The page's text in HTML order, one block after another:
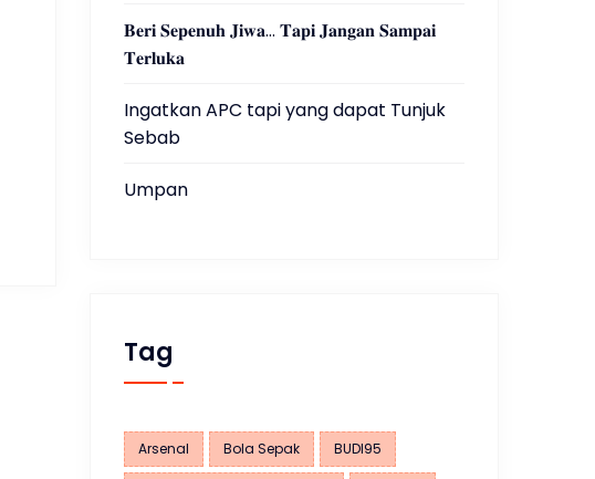
𝐁𝐞𝐫𝐢 𝐒𝐞𝐩𝐞𝐧𝐮𝐡 𝐉𝐢𝐰𝐚… 𝐓𝐚𝐩𝐢 𝐉𝐚𝐧𝐠𝐚𝐧 𝐒𝐚𝐦𝐩𝐚𝐢
𝐓𝐞𝐫𝐥𝐮𝐤𝐚
Ingatkan APC tapi yang dapat Tunjuk
Sebab
Umpan
Tag
Arsenal Bola Sepak BUDI95